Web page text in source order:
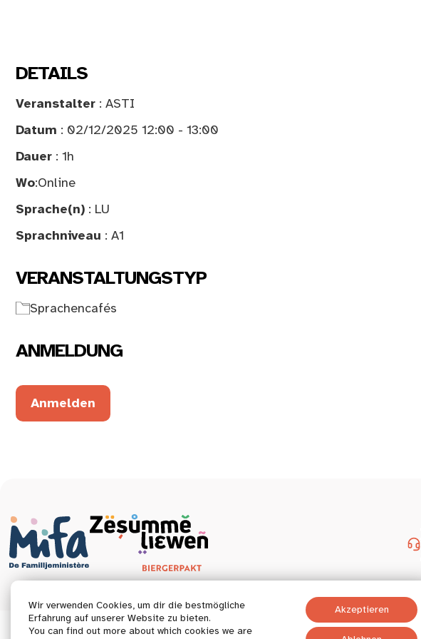
DETAILS
Veranstalter : ASTI
Datum : 02/12/2025 12:00 - 13:00
Dauer : 1h
Wo:Online
Sprache(n) : LU
Sprachniveau : A1
VERANSTALTUNGSTYP
Sprachencafés
ANMELDUNG
Anmelden
Wir verwenden Cookies, um dir die bestmögliche
Erfahrung auf unserer Website zu bieten.
You can find out more about which cookies we are
Akzeptieren